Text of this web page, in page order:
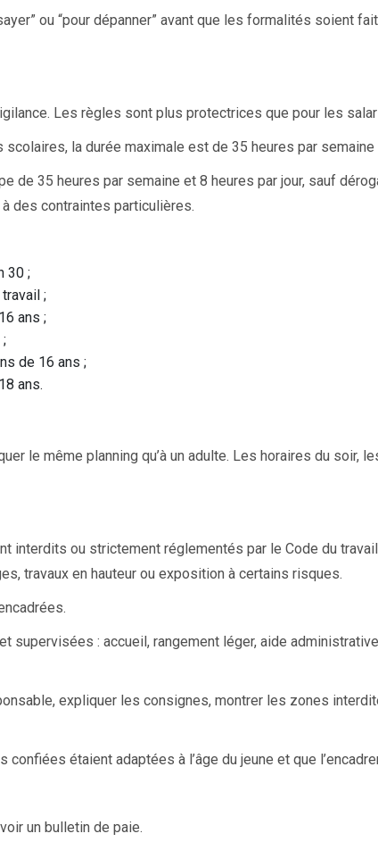
ou “pour dépanner” avant que les formalités soient
Les règles sont plus protectrices que pour les
la durée maximale est de 35 heures par semaine
de 35 heures par semaine et 8 heures par jour, sauf
des contraintes particulières.
30 ;
;
ans ;
de 16 ans ;
ans.
le même planning qu’à un adulte. Les horaires du soir,
interdits ou strictement réglementés par le Code du
travaux en hauteur ou exposition à certains risques.
supervisées : accueil, rangement léger, aide
expliquer les consignes, montrer les zones
étaient adaptées à l’âge du jeune et que
un bulletin de paie.